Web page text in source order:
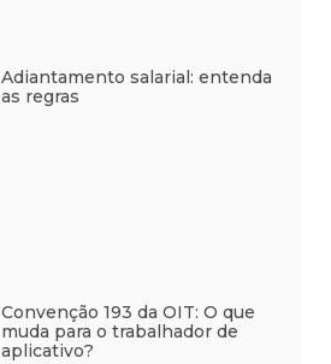
Adiantamento salarial: entenda
as regras
Convenção 193 da OIT: O que
muda para o trabalhador de
aplicativo?